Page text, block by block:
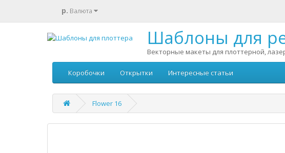
р. Валюта
Шаблоны для
Векторные макеты для плоттерной,
Коробочки Открытки Интересные статьи
Flower 16